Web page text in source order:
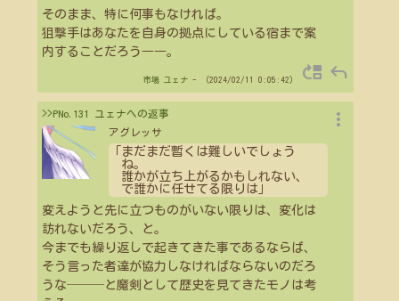
そのまま、特に何事もなければ。
狙撃手はあなたを自身の拠点にしている宿まで案
内することだろう――。
市場 ユェナ- （2024/02/11 0:05:42） move_up reply
>>PNo.131 ユェナへの返事
アグレッサ
「まだまだ暫くは難しいでしょう
ね。
誰かが立ち上がるかもしれない、
で誰かに任せてる限りは」
変えようと先に立つものがいない限りは、変化は
訪れないだろう、と。
今までも繰り返しで起きてきた事であるならば、
そう言った者達が協力しなければならないのだろ
うな───と魔剣として歴史を見てきたモノは考
more_vert